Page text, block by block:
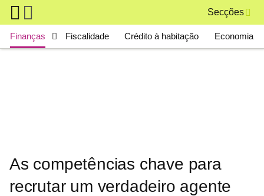
Skip to main content
Secções
Main navigation
Finanças Fiscalidade Crédito à habitação Economia
As competências chave para
recrutar um verdadeiro agente